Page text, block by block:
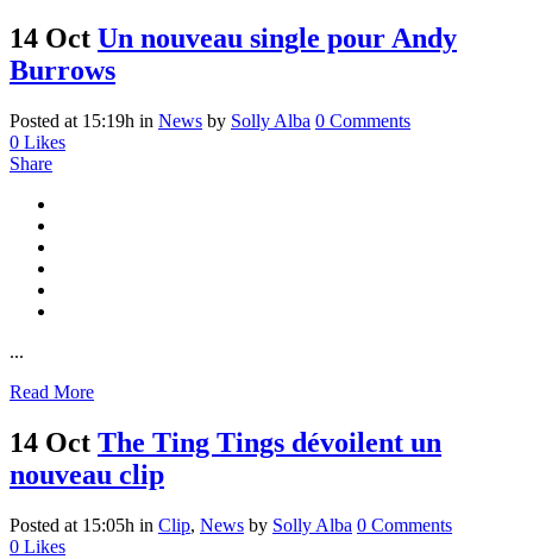
14 Oct Un nouveau single pour Andy
Burrows
Posted at 15:19h in News by Solly Alba 0 Comments
0 Likes
Share
...
Read More
14 Oct The Ting Tings dévoilent un
nouveau clip
Posted at 15:05h in Clip, News by Solly Alba 0 Comments
0 Likes